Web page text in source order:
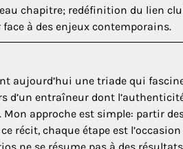
chapitre; redéfinition du lien
face à des enjeux contemporains.
aujourd’hui une triade qui
d’un entraîneur dont
Mon approche est simple: partir
récit, chaque étape est l’occasion